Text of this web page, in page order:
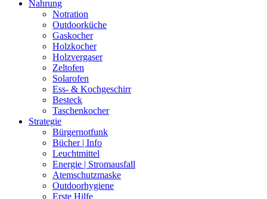
Nahrung
Notration
Outdoorküche
Gaskocher
Holzkocher
Holzvergaser
Zeltofen
Solarofen
Ess- & Kochgeschirr
Besteck
Taschenkocher
Strategie
Bürgernotfunk
Bücher | Info
Leuchtmittel
Energie | Stromausfall
Atemschutzmaske
Outdoorhygiene
Erste Hilfe